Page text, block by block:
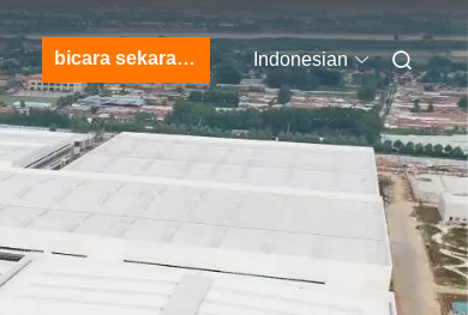
bicara sekarang Indonesian